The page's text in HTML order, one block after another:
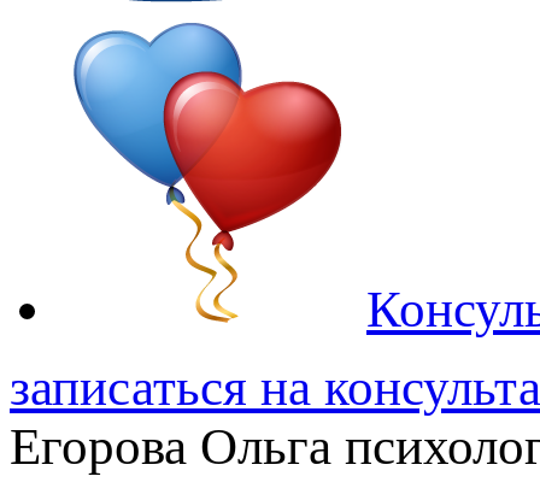
записаться на
Егорова Ольга